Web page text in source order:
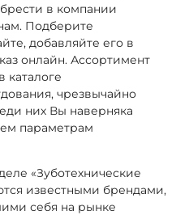
в компании
Подберите
добавляйте его в
онлайн. Ассортимент
каталоге
чрезвычайно
них Вы наверняка
параметрам
«Зуботехнические
известными брендами,
себя на рынке